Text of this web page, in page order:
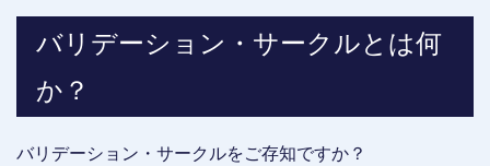
バリデーション・サークルとは何
か？
バリデーション・サークルをご存知ですか？